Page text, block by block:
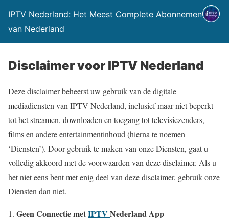
IPTV Nederland: Het Meest Complete Abonnement
van Nederland
Disclaimer voor IPTV Nederland
Deze disclaimer beheerst uw gebruik van de digitale
mediadiensten van IPTV Nederland, inclusief maar niet beperkt
tot het streamen, downloaden en toegang tot televisiezenders,
films en andere entertainmentinhoud (hierna te noemen
‘Diensten’). Door gebruik te maken van onze Diensten, gaat u
volledig akkoord met de voorwaarden van deze disclaimer. Als u
het niet eens bent met enig deel van deze disclaimer, gebruik onze
Diensten dan niet.
Geen Connectie metIPTVNederland App